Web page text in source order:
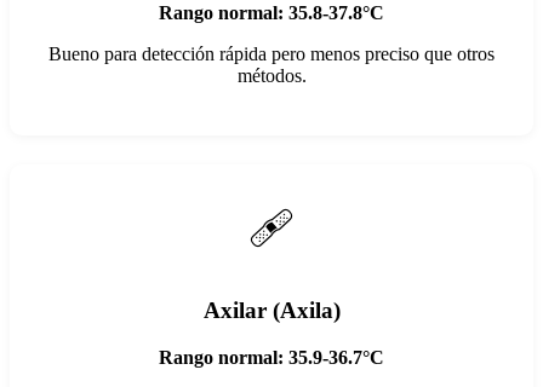
Rango normal: 35.8-37.8°C
Bueno para detección rápida pero menos preciso que otros
métodos.
🩹
Axilar (Axila)
Rango normal: 35.9-36.7°C